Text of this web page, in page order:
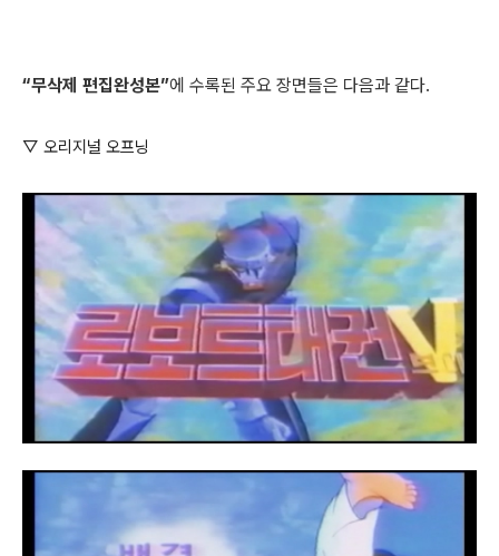
“무삭제 편집완성본”에 수록된 주요 장면들은 다음과 같다.
▽ 오리지널 오프닝